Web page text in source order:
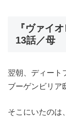
『ヴァイ
13話／母
翌朝、ディート
ブーゲンビリア
そこにいたのは